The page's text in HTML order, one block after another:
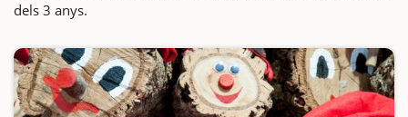
dels 3 anys.